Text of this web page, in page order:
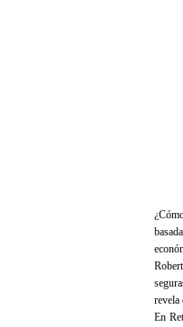
revela
En